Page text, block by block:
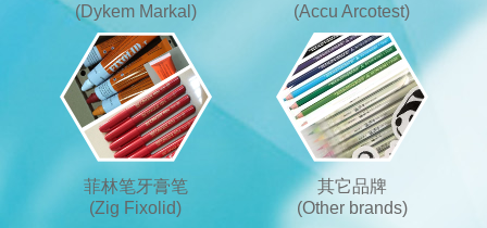
(Dykem Markal)
(Accu Arcotest)
菲林笔牙膏笔
(Zig Fixolid)
其它品牌
(Other brands)